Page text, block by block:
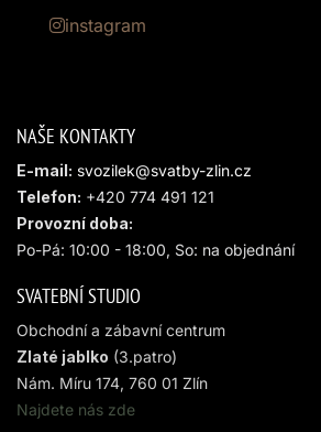
instagram
NAŠE KONTAKTY
E-mail: svozilek@svatby-zlin.cz
Telefon: +420 774 491 121
Provozní doba:
Po-Pá: 10:00 - 18:00, So: na objednání
SVATEBNÍ STUDIO
Obchodní a zábavní centrum
Zlaté jablko (3.patro)
Nám. Míru 174, 760 01 Zlín
Najdete nás zde